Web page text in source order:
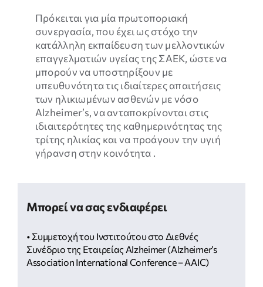
Πρόκειται για μία πρωτοποριακή
συνεργασία, που έχει ως στόχο την
κατάλληλη εκπαίδευση των μελλοντικών
επαγγελματιών υγείας της ΣΑΕΚ, ώστε να
μπορούν να υποστηρίξουν με
υπευθυνότητα τις ιδιαίτερες απαιτήσεις
των ηλικιωμένων ασθενών με νόσο
Alzheimer’s, να ανταποκρίνονται στις
ιδιαιτερότητες της καθημερινότητας της
τρίτης ηλικίας και να προάγουν την υγιή
γήρανση στην κοινότητα .
Μπορεί να σας ενδιαφέρει
• Συμμετοχή του Ινστιτούτου στο Διεθνές
Συνέδριο της Εταιρείας Alzheimer (Alzheimer’s
Association International Conference – AAIC)